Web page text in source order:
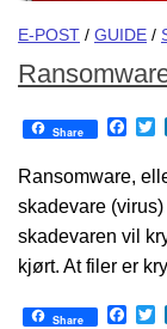
E-POST / GUIDE /
Share
Ransomware,
skadevare
skadevaren vil
kjørt. At filer er
Share